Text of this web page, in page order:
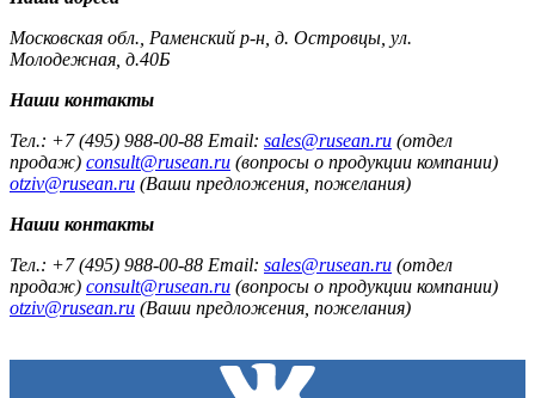
Московская обл., Раменский р-н, д. Островцы, ул.
Молодежная, д.40Б
Наши контакты
Тел.: +7 (495) 988-00-88 Email: sales@rusean.ru (отдел
продаж) consult@rusean.ru (вопросы о продукции компании)
otziv@rusean.ru (Ваши предложения, пожелания)
Наши контакты
Тел.: +7 (495) 988-00-88 Email: sales@rusean.ru (отдел
продаж) consult@rusean.ru (вопросы о продукции компании)
otziv@rusean.ru (Ваши предложения, пожелания)